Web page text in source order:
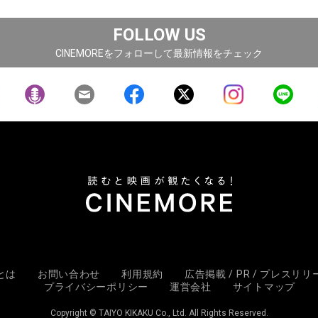
FOLLOW US
CINEMOREをフォローして最新情報をチェック
は お問い合わせ 利用規約
広告掲載 / PR / プレスリリ
プライバシーポリシー
運営会社 サイトマップ
Copyright © TAIYO KIKAKU Co., Ltd. All Rights Reserved.